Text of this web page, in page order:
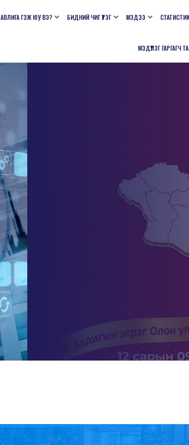
АВЛИГА ГЭЖ ЮУ ВЭ? БИДНИЙ ЧИГ ҮҮРЭГ МЭДЭЭ
МЭДҮҮЛЭГ ГАРГАГЧ